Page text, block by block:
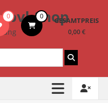
bvl-Shop
0 0 GESAMTPREIS
0,00 €